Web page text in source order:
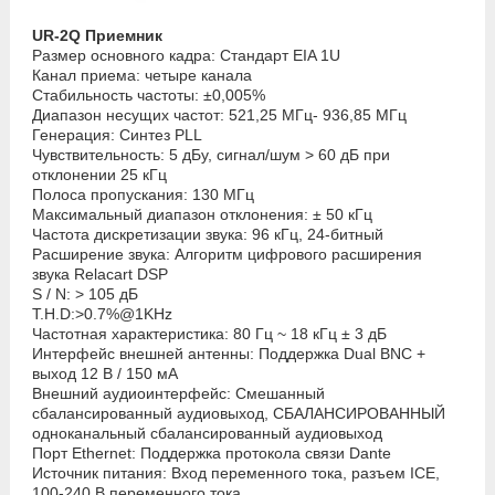
UR-2Q Приемник
Размер основного кадра: Стандарт EIA 1U
Канал приема: четыре канала
Стабильность частоты: ±0,005%
Диапазон несущих частот: 521,25 МГц- 936,85 МГц
Генерация: Синтез PLL
Чувствительность: 5 дБу, сигнал/шум > 60 дБ при
отклонении 25 кГц
Полоса пропускания: 130 МГц
Максимальный диапазон отклонения: ± 50 кГц
Частота дискретизации звука: 96 кГц, 24-битный
Расширение звука: Алгоритм цифрового расширения
звука Relacart DSP
S / N: > 105 дБ
T.H.D:>0.7%@1KHz
Частотная характеристика: 80 Гц ~ 18 кГц ± 3 дБ
Интерфейс внешней антенны: Поддержка Dual BNC +
выход 12 В / 150 мА
Внешний аудиоинтерфейс: Смешанный
сбалансированный аудиовыход, СБАЛАНСИРОВАННЫЙ
одноканальный сбалансированный аудиовыход
Порт Ethernet: Поддержка протокола связи Dante
Источник питания: Вход переменного тока, разъем ICE,